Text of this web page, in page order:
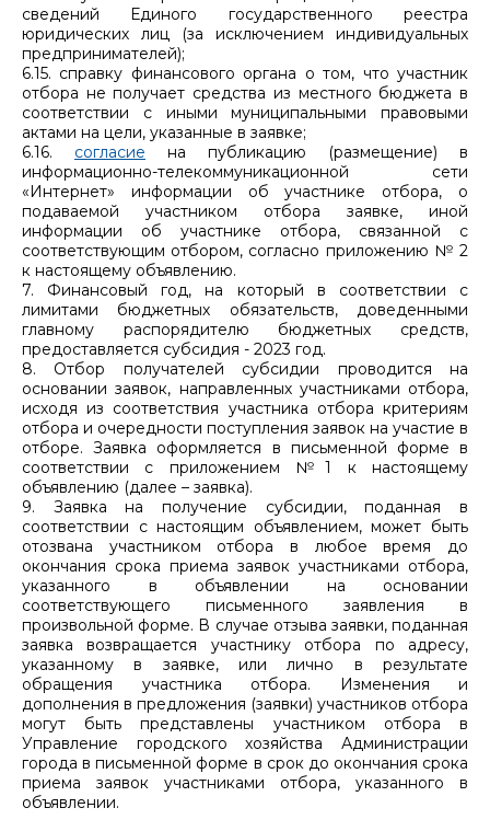
сведений Единого государственного реестра
юридических лиц (за исключением индивидуальных
предпринимателей);
6.15. справку финансового органа о том, что участник
отбора не получает средства из местного бюджета в
соответствии с иными муниципальными правовыми
актами на цели, указанные в заявке;
6.16. согласие на публикацию (размещение) в
информационно-телекоммуникационной сети
«Интернет» информации об участнике отбора, о
подаваемой участником отбора заявке, иной
информации об участнике отбора, связанной с
соответствующим отбором, согласно приложению № 2
к настоящему объявлению.
7. Финансовый год, на который в соответствии с
лимитами бюджетных обязательств, доведенными
главному распорядителю бюджетных средств,
предоставляется субсидия - 2023 год.
8. Отбор получателей субсидии проводится на
основании заявок, направленных участниками отбора,
исходя из соответствия участника отбора критериям
отбора и очередности поступления заявок на участие в
отборе. Заявка оформляется в письменной форме в
соответствии с приложением №1 к настоящему
объявлению (далее – заявка).
9. Заявка на получение субсидии, поданная в
соответствии с настоящим объявлением, может быть
отозвана участником отбора в любое время до
окончания срока приема заявок участниками отбора,
указанного в объявлении на основании
соответствующего письменного заявления в
произвольной форме. В случае отзыва заявки, поданная
заявка возвращается участнику отбора по адресу,
указанному в заявке, или лично в результате
обращения участника отбора. Изменения и
дополнения в предложения (заявки) участников отбора
могут быть представлены участником отбора в
Управление городского хозяйства Администрации
города в письменной форме в срок до окончания срока
приема заявок участниками отбора, указанного в
объявлении.